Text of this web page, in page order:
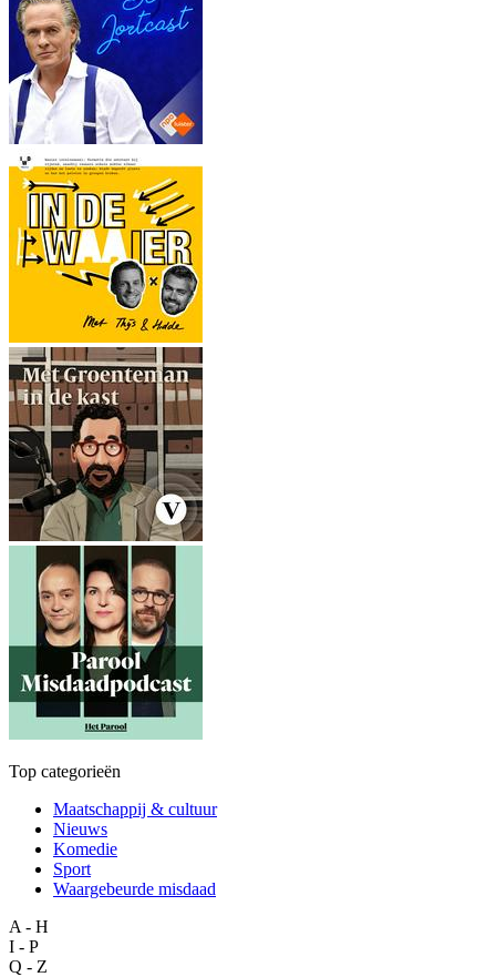
Top categorieën
Maatschappij & cultuur
Nieuws
Komedie
Sport
Waargebeurde misdaad
A - H
I - P
Q - Z